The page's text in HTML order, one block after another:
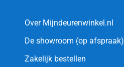
Over Mijndeurenwinkel.nl
De showroom (op afspraak)
Zakelijk bestellen